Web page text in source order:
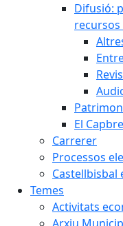
Difusió:
El
Carrerer
Processos
Castellbisbal
Temes
Activitats